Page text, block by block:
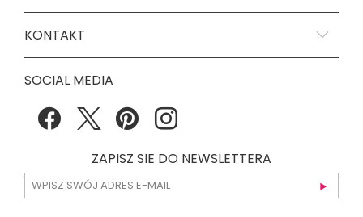
KONTAKT
SOCIAL MEDIA
ZAPISZ SIE DO NEWSLETTERA